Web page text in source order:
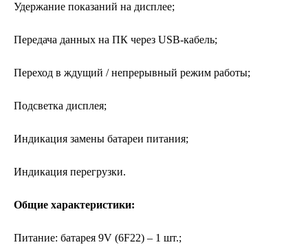
Удержание показаний на дисплее;
Передача данных на ПК через USB-кабель;
Переход в ждущий / непрерывный режим работы;
Подсветка дисплея;
Индикация замены батареи питания;
Индикация перегрузки.
Общие характеристики:
Питание: батарея 9V (6F22) – 1 шт.;